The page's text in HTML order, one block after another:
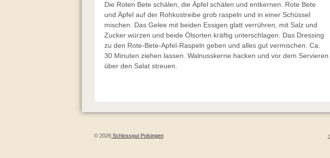
Die Roten Bete schälen, die Äpfel schälen und entkernen. Rote Bete
und Äpfel auf der Rohkostreibe grob raspeln und in einer Schüssel
mischen. Das Gelee mit beiden Essigen glatt verrühren, mit Salz und
Zucker würzen und beide Ölsorten kräftig unterschlagen. Das Dressing
zu den Rote-Bete-Apfel-Raspeln geben und alles gut vermischen. Ca.
30 Minuten ziehen lassen. Walnusskerne hacken und vor dem Servieren
über den Salat streuen.
© 2026 Schlossgut Polsingen ↑